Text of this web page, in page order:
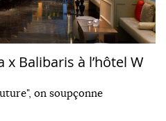
Balibaris à l’hôtel W
on soupçonne